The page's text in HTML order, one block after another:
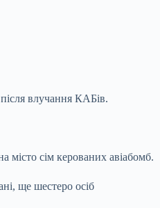
влучання КАБів.
місто сім керованих авіабомб.
ще шестеро осіб